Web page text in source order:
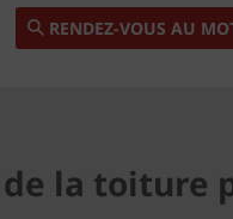
RENDEZ-VOUS AU
de la toiture